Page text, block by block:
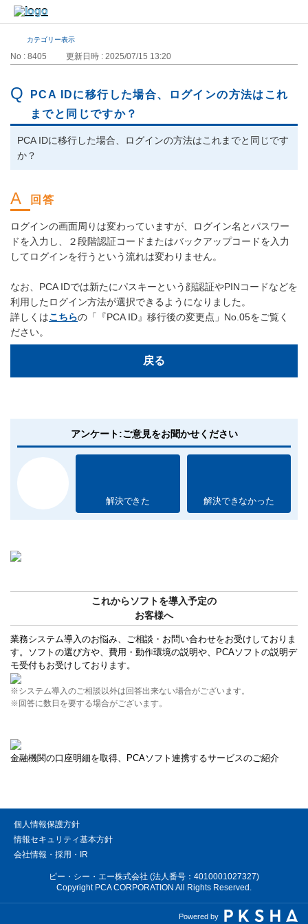
カテゴリー表示
No : 8405 更新日時 : 2025/07/15 13:20
PCA IDに移行した場合、ログインの方法はこれ
までと同じですか？
PCA IDに移行した場合、ログインの方法はこれまでと同じです
か？
ログインの画面周りは変わっていますが、ログイン名とパスワー
ドを入力し、２段階認証コードまたはバックアップコードを入力
してログインを行うという流れは変わりません。
なお、PCA IDでは新たにパスキーという顔認証やPINコードなどを
利用したログイン方法が選択できるようになりました。
詳しくはこちらの「『PCA ID』移行後の変更点」No.05をご覧く
ださい。
戻る
アンケート:ご意見をお聞かせください
解決できた 解決できなかった
これからソフトを導入予定の
お客様へ
業務システム導入のお悩み、ご相談・お問い合わせをお受けしておりま
す。ソフトの選び方や、費用・動作環境の説明や、PCAソフトの説明デ
モ受付もお受けしております。
※システム導入のご相談以外は回答出来ない場合がございます。
※回答に数日を要する場合がございます。
金融機関の口座明細を取得、PCAソフト連携するサービスのご紹介
個人情報保護方針
情報セキュリティ基本方針
会社情報・採用・IR
ピー・シー・エー株式会社 (法人番号：4010001027327)
Copyright PCA CORPORATION All Rights Reserved.
Powered by